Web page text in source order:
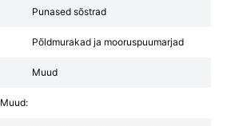
Punased sõstrad
Põldmurakad ja mooruspuumarjad
Muud
Muud: